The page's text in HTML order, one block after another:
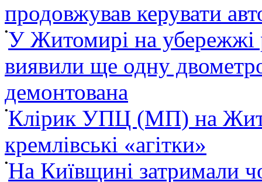
продовжував керувати
•У Житомирі на убережжі
виявили ще одну
демонтована
•Клірик УПЦ (МП) на
кремлівські «агітки»
•На Київщині затримали